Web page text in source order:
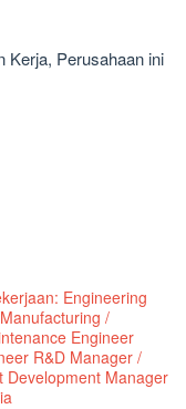
Kerja, Perusahaan ini
Engineering
/
Engineer
R&D Manager /
Development Manager